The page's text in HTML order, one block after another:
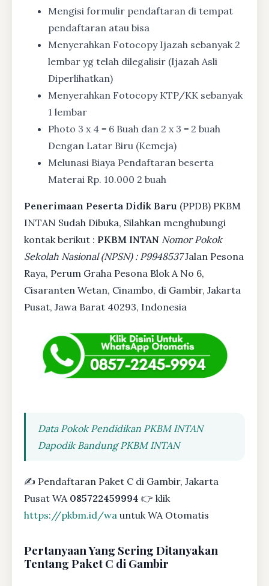
Mengisi formulir pendaftaran di tempat
pendaftaran atau bisa
Menyerahkan Fotocopy Ijazah sebanyak 2
lembar yg telah dilegalisir (Ijazah Asli
Diperlihatkan)
Menyerahkan Fotocopy KTP/KK sebanyak
1 lembar
Photo 3 x 4 = 6 Buah dan 2 x 3 = 2 buah
Dengan Latar Biru (Kemeja)
Melunasi Biaya Pendaftaran beserta
Materai Rp. 10.000 2 buah
Penerimaan Peserta Didik Baru (PPDB) PKBM
INTAN Sudah Dibuka, Silahkan menghubungi
kontak berikut : PKBM INTAN Nomor Pokok
Sekolah Nasional (NPSN) : P9948537Jalan Pesona
Raya, Perum Graha Pesona Blok A No 6,
Cisaranten Wetan, Cinambo, di Gambir, Jakarta
Pusat, Jawa Barat 40293, Indonesia
Data Pokok Pendidikan PKBM INTAN
Dapodik Bandung PKBM INTAN
✍ Pendaftaran Paket C di Gambir, Jakarta
Pusat WA 085722459994 👉 klik
https://pkbm.id/wa untuk WA Otomatis
Pertanyaan Yang Sering Ditanyakan
Tentang Paket C di Gambir